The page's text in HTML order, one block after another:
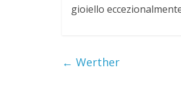
m
gioiello
← Werther